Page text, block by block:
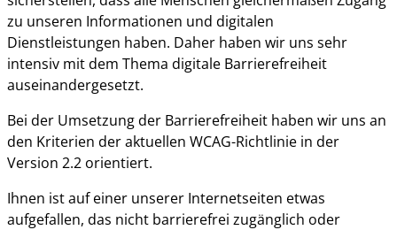
zu unseren Informationen und digitalen
Dienstleistungen haben. Daher haben wir uns sehr
intensiv mit dem Thema digitale Barrierefreiheit
auseinandergesetzt.
Bei der Umsetzung der Barrierefreiheit haben wir uns an
den Kriterien der aktuellen WCAG-Richtlinie in der
Version 2.2 orientiert.
Ihnen ist auf einer unserer Internetseiten etwas
aufgefallen, das nicht barrierefrei zugänglich oder